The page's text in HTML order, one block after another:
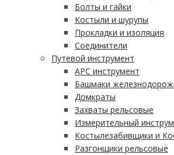
Болты и гайки
Костыли и шурупы
Прокладки и изоляция
Соединители
Путевой инструмент
АРС инструмент
Башмаки
Домкраты
Захваты рельсовые
Измерительный
Костылезабивщики и
Разгонщики рельсовые